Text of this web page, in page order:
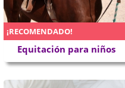
¡RECOMENDADO!
Equitación para niños